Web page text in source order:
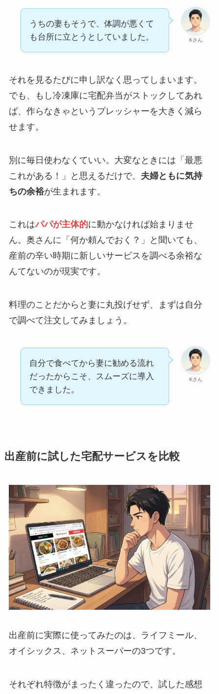
Kさん
うちの妻もそうで、体調が悪くて
も台所に立とうとしていました。
それを見るたびに申し訳なく思ってしまいます。
でも、もし冷凍庫に宅配弁当がストックしてあれ
ば、作らなきゃというプレッシャーを大きく減ら
せます。
別に毎日使わなくていい。大変なときには「最悪
これがある！」と思えるだけで、 夫婦ともに気持
ちの余裕が生まれます。
これはパパが主体的に動かなければ始まりませ
ん。奥さんに「何か頼んでおく？」と聞いても、
産前の辛い時期に新しいサービスを調べる余裕な
んてないのが現実です。
料理のことだからと妻に丸投げせず、まずは自分
で調べて注文してみましょう。
Kさん
自分で食べてから妻に勧める流れ
だったからこそ、スムーズに導入
できました。
出産前に試した宅配サービスを比較
出産前に実際に使ってみたのは、ライフミール、
オイシックス、ネットスーパーの3つです。
それぞれ特徴がまったく違ったので、試した感想